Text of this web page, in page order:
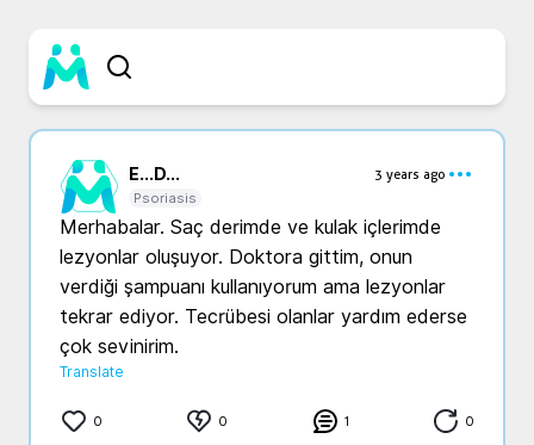
E...D...
3 years ago
Psoriasis
Merhabalar. Saç derimde ve kulak içlerimde
lezyonlar oluşuyor. Doktora gittim, onun
verdiği şampuanı kullanıyorum ama lezyonlar
tekrar ediyor. Tecrübesi olanlar yardım ederse
çok sevinirim.
Translate
0 0 1 0